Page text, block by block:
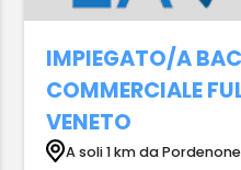
IMPIEGATO/A
COMMERCIALE
VENETO
A soli 1 km da Pordenone